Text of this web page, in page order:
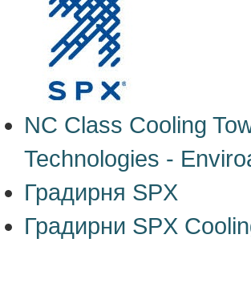
NC Class Cooling
Technologies -
Градирня SPX
Градирни SPX